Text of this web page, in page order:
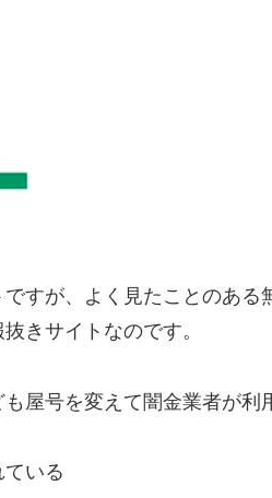
すが、よく見たことのある
きサイトなのです。
屋号を変えて闇金業者が利
いる